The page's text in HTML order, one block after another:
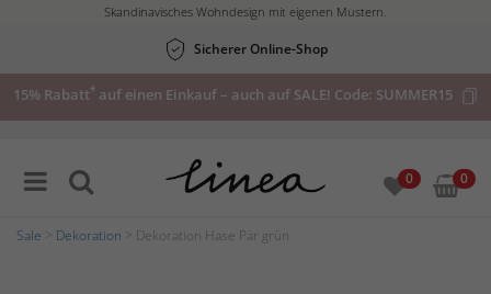
Skandinavisches Wohndesign mit eigenen Mustern.
Sicherer Online-Shop
15% Rabatt* auf einen Einkauf – auch auf SALE! Code: SUMMER15
0 0
Sale Dekoration > Dekoration Hase Pär grün